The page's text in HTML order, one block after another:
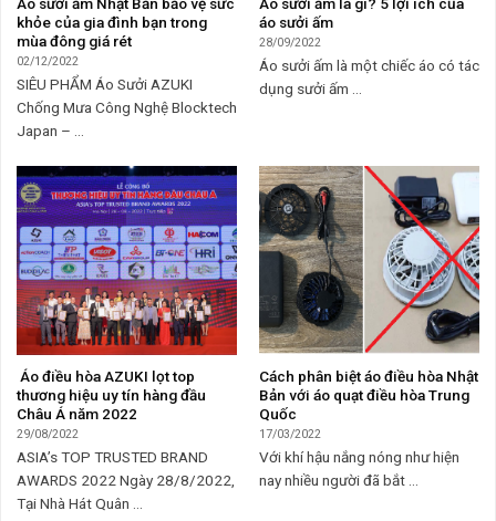
khỏe của gia đình bạn trong
mùa đông giá rét
02/12/2022
SIÊU PHẨM Áo Sưởi AZUKI
Chống Mưa Công Nghệ Blocktech
Japan – ...
áo sưởi ấm
28/09/2022
Áo sưởi ấm là một chiếc áo có tác
dụng sưởi ấm ...
Áo điều hòa AZUKI lọt top
thương hiệu uy tín hàng đầu
Châu Á năm 2022
29/08/2022
ASIA’s TOP TRUSTED BRAND
AWARDS 2022 Ngày 28/8/2022,
Tại Nhà Hát Quân ...
Cách phân biệt áo điều hòa Nhật
Bản với áo quạt điều hòa Trung
Quốc
17/03/2022
Với khí hậu nắng nóng như hiện
nay nhiều người đã bắt ...